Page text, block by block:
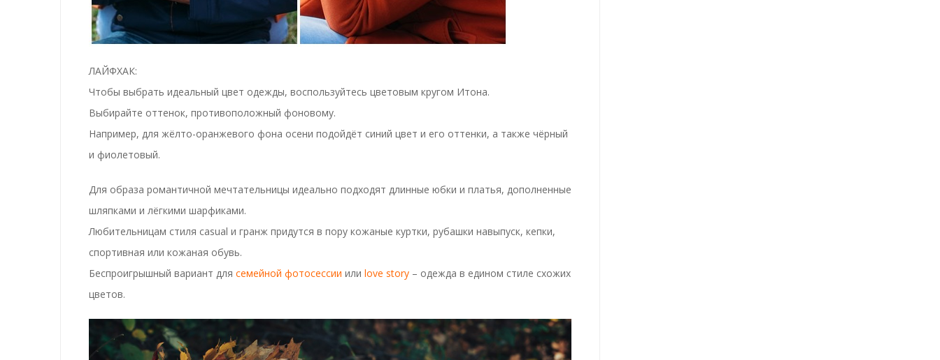
ЛАЙФХАК:
Чтобы выбрать идеальный цвет одежды, воспользуйтесь цветовым кругом Итона.
Выбирайте оттенок, противоположный фоновому.
Например, для жёлто-оранжевого фона осени подойдёт синий цвет и его оттенки, а также чёрный
и фиолетовый.
Для образа романтичной мечтательницы идеально подходят длинные юбки и платья, дополненные
шляпками и лёгкими шарфиками.
Любительницам стиля casual и гранж придутся в пору кожаные куртки, рубашки навыпуск, кепки,
спортивная или кожаная обувь.
Беспроигрышный вариант для семейной фотосессии или love story – одежда в едином стиле схожих
цветов.